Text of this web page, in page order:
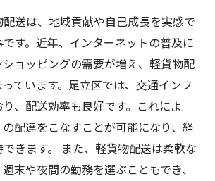
送は、地域貢献や自己成長を実感で
す。近年、インターネットの普及に
ョッピングの需要が増え、軽貨物配
ています。足立区では、交通インフ
、配送効率も良好です。これによ
配達をこなすことが可能になり、経
きます。 また、軽貨物配送は柔軟な
末や夜間の勤務を選ぶこともでき、